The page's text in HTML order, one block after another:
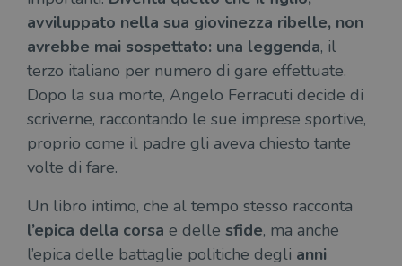
avviluppato nella sua giovinezza ribelle, non
avrebbe mai sospettato: una leggenda, il
terzo italiano per numero di gare effettuate.
Dopo la sua morte, Angelo Ferracuti decide di
scriverne, raccontando le sue imprese sportive,
proprio come il padre gli aveva chiesto tante
volte di fare.
Un libro intimo, che al tempo stesso racconta
l’epica della corsa e delle sfide, ma anche
l’epica delle battaglie politiche degli anni